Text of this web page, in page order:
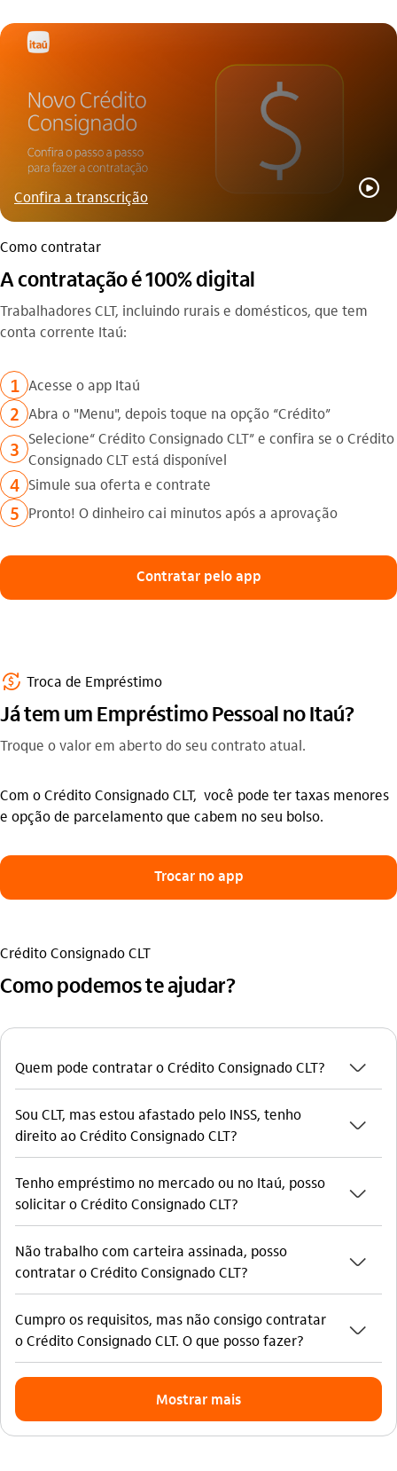
Confira a transcrição play_outline
Como contratar
A contratação é 100% digital
Trabalhadores CLT, incluindo rurais e domésticos, que tem
conta corrente Itaú:
1 Acesse o app Itaú
2 Abra o "Menu", depois toque na opção “Crédito”
3 Selecione“ Crédito Consignado CLT” e confira se o Crédito
Consignado CLT está disponível
4 Simule sua oferta e contrate
5 Pronto! O dinheiro cai minutos após a aprovação
Contratar pelo app
recarga Troca de Empréstimo
Já tem um Empréstimo Pessoal no Itaú?
Troque o valor em aberto do seu contrato atual.
Com o Crédito Consignado CLT, você pode ter taxas menores
e opção de parcelamento que cabem no seu bolso.
Trocar no app
Crédito Consignado CLT
Como podemos te ajudar?
Quem pode contratar o Crédito Consignado CLT? seta_baixo
Sou CLT, mas estou afastado pelo INSS, tenho
direito ao Crédito Consignado CLT?
seta_baixo
Tenho empréstimo no mercado ou no Itaú, posso
solicitar o Crédito Consignado CLT?
seta_baixo
Não trabalho com carteira assinada, posso
contratar o Crédito Consignado CLT?
seta_baixo
Cumpro os requisitos, mas não consigo contratar
o Crédito Consignado CLT. O que posso fazer?
seta_baixo
Mostrar mais